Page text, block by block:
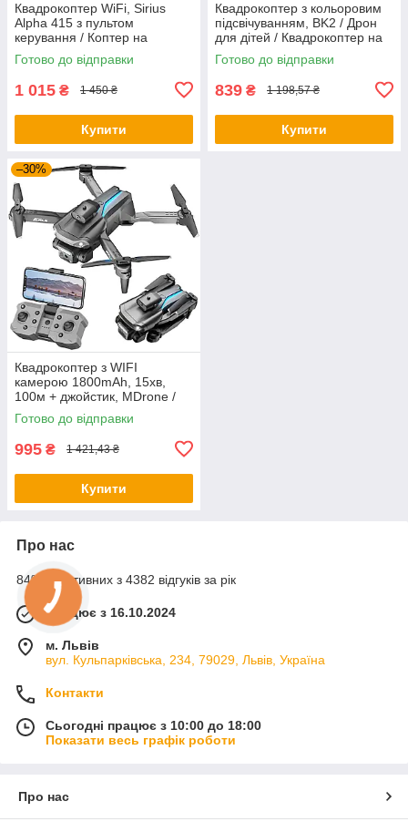
Квадрокоптер WiFi, Sirius
Alpha 415 з пультом
керування / Коптер на
радіокеруванні / Дрон з
камерою
Готово до відправки
1 015 ₴ 1 450 ₴
Купити
Квадрокоптер з кольоровим
підсвічуванням, BK2 / Дрон
для дітей / Квадрокоптер на
пульті керування / Коптер для
дітей
Готово до відправки
839 ₴ 1 198,57 ₴
Купити
–30%
Квадрокоптер з WIFI
камерою 1800mAh, 15хв,
100м + джойстик, MDrone /
Дитячий коптер / Складаний
дрон з пультом
Готово до відправки
995 ₴ 1 421,43 ₴
Купити
Про нас
84% позитивних з 4382 відгуків за рік
Працює з 16.10.2024
м. Львів
вул. Кульпарківська, 234, 79029, Львів, Україна
Контакти
Сьогодні працює з 10:00 до 18:00
Показати весь графік роботи
Про нас